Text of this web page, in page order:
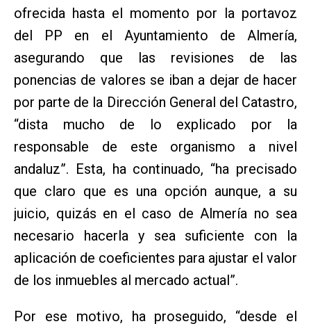
ofrecida hasta el momento por la portavoz
del PP en el Ayuntamiento de Almería,
asegurando que las revisiones de las
ponencias de valores se iban a dejar de hacer
por parte de la Dirección General del Catastro,
“dista mucho de lo explicado por la
responsable de este organismo a nivel
andaluz”. Esta, ha continuado, “ha precisado
que claro que es una opción aunque, a su
juicio, quizás en el caso de Almería no sea
necesario hacerla y sea suficiente con la
aplicación de coeficientes para ajustar el valor
de los inmuebles al mercado actual”.
Por ese motivo, ha proseguido, “desde el